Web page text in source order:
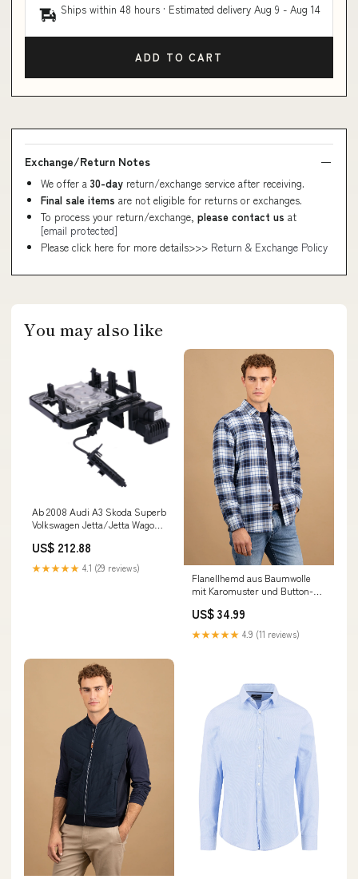
Ships within 48 hours · Estimated delivery Aug 9 - Aug 14
ADD TO CART
Exchange/Return Notes
We offer a 30-day return/exchange service after receiving.
Final sale items are not eligible for returns or exchanges.
To process your return/exchange, please contact us at
[email protected]
Please click here for more details>>> Return & Exchange Policy
You may also like
Ab 2008 Audi A3 Skoda Superb
Volkswagen Jetta/Jetta Wagon
DSG-Getriebesteuerger?t TCU-
Modul 0AM927769D Car License
Plate
US$ 212.88
★★★★★ 4.1 (29 reviews)
Flanellhemd aus Baumwolle
mit Karomuster und Button-
US$ 34.99
★★★★★ 4.9 (11 reviews)